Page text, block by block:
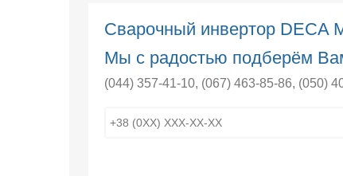
Сварочный инвертор DECA
Мы с радостью подберём
(044) 357-41-10, (067) 463-85-86, (050)